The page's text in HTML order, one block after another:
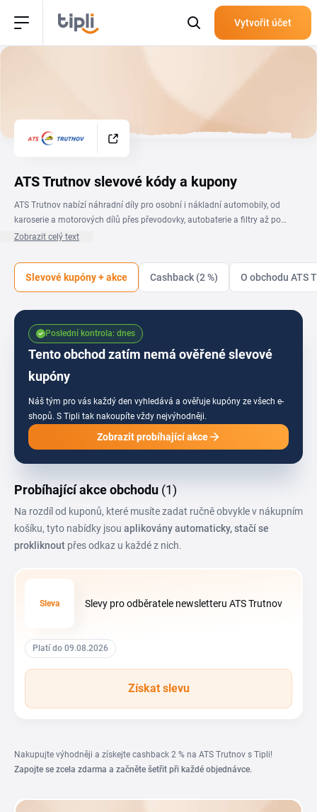
Vytvořit účet
ATS Trutnov slevové kódy a kupony
ATS Trutnov nabízí náhradní díly pro osobní i nákladní automobily, od
karoserie a motorových dílů přes převodovky, autobaterie a filtry až po
startéry, alternátory a autožárovky. Se slevovým kuponem ATS Trutnov
slevový kód ATS Trutnov i probíhající akce najdeš na této stránce. Hledáš
těsnění, ložiska, řemeny nebo motorový olej? Obchod nabízí maloobchodní
i velkoobchodní prodej a vše objednáš v e-shopu. Stačí vybrat ověřený
kupón, zkopírovat ho a uplatnit při nákupu. Promo kód ATS Trutnov se hodí
hlavně u větších objednávek dílů na běžnou údržbu i opravy vozu.
Zobrazit celý text
Slevové kupóny + akce Cashback (2 %) O obchodu ATS
Tento obchod zatím nemá ověřené slevové
kupóny
Náš tým pro vás každý den vyhledává a ověřuje kupóny ze všech e-
shopů. S Tipli tak nakoupíte vždy nejvýhodněji.
Poslední kontrola: dnes
Zobrazit probíhající akce
Probíhající akce obchodu (1)
Na rozdíl od kuponů, které musíte zadat ručně obvykle v nákupním
košíku, tyto nabídky jsou aplikovány automaticky, stačí se
prokliknout přes odkaz u každé z nich.
Sleva Slevy pro odběratele newsletteru ATS Trutnov
Platí do 09.08.2026
Získat slevu
Nakupujte výhodněji a získejte cashback 2 % na ATS Trutnov s Tipli!
Zapojte se zcela zdarma a začněte šetřit při každé objednávce.